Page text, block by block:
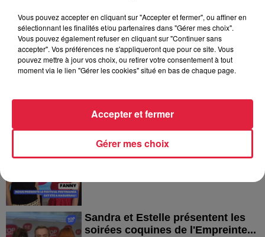
Dans la même série
Thierry du Domaine Wunsch et
Mann à Wettolsheim !
Festimania !
Fanny nous présente le festival Festimania !
Sandra et Estelle présentent les
soirées coquines de l'Empreinte...
Vous pouvez accepter en cliquant sur "Accepter et fermer", ou affiner en
sélectionnant les finalités et/ou partenaires dans "Gérer mes choix".
Vous pouvez également refuser en cliquant sur "Continuer sans
accepter". Vos préférences ne s'appliqueront que pour ce site. Vous
pouvez mettre à jour vos choix, ou retirer votre consentement à tout
moment via le lien "Gérer les cookies" situé en bas de chaque page.
Gérer mes choix
Accepter et fermer